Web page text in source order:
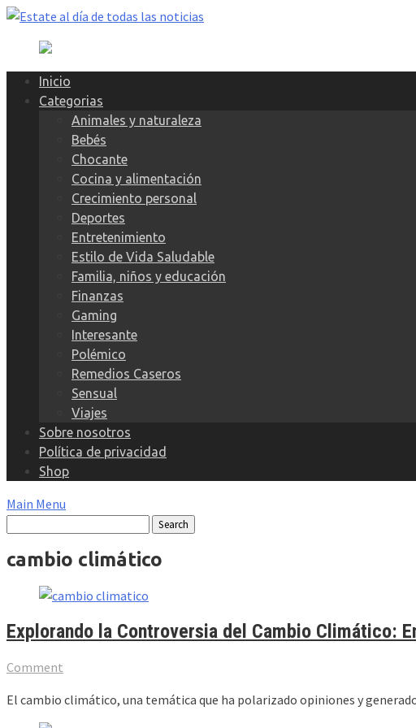
Skip
content
Inicio
Categorias
Animales y naturaleza
Bebés
Chocante
Cocina y alimentación
Crecimiento personal
Deportes
Entretenimiento
Estilo de Vida Saludable
Familia, niños y educación
Finanzas
Gaming
Interesante
Polémico
Remedios Caseros
Sensual
Viajes
Sobre nosotros
Política de privacidad
Shop
Main Menu
cambio climático
Explorando la Controversia del Cambio Climático:
Comment
El cambio climático, una temática que ha polarizado opiniones y